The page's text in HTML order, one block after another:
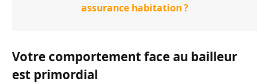
assurance habitation ?
Votre comportement face au bailleur
est primordial